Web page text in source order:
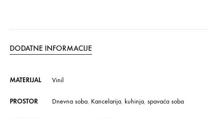
DODATNE INFORMACIJE
MATERIJAL Vinil
PROSTOR Dnevna soba, Kancelarija, kuhinja, spavaća soba